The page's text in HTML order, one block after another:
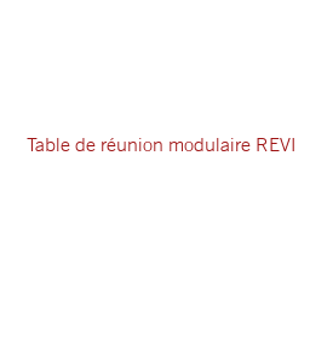
Table de réunion modulaire REVI